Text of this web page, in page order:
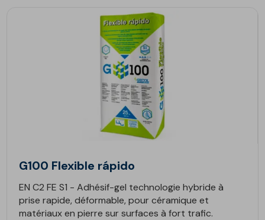
G100 Flexible rápido
EN C2 FE S1 - Adhésif-gel technologie hybride à
prise rapide, déformable, pour céramique et
matériaux en pierre sur surfaces à fort trafic.